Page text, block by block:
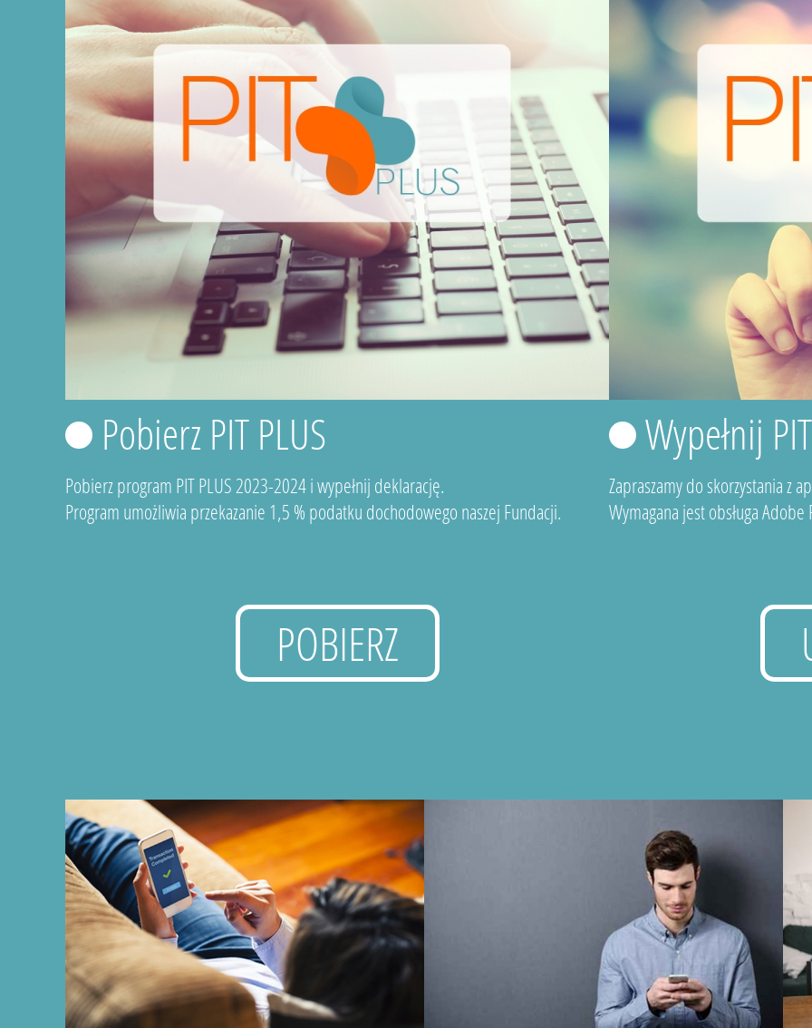
Pobierz PIT PLUS
Pobierz program PIT PLUS 2023-2024 i wypełnij deklarację.
Program umożliwia przekazanie 1,5 % podatku dochodowego naszej Fundacji.
POBIERZ
Wypełnij
Zapraszamy do skorzystania z
Wymagana jest obsługa Adobe